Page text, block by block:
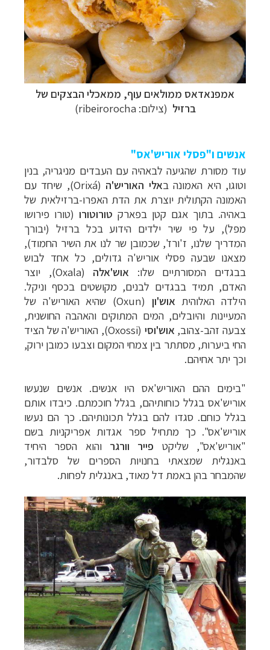
אמפנאדאס ממולאים עוף, ממאכלי הבצקים של
ברזיל (צילום: ribeirorocha)
אנשים ו"פסלי אוריש'אס"
עוד מסורת שהגיעה לבאהיה עם העבדים מניגריה, בנין
וטוגו, היא האמונה באלי האוריש'ה (
(Orixá, שיחד עם
האמונה הקתולית יוצרת את הדת האפרו-ברזילאית של
באהיה. בתוך אגם קטן בפארק טורוטורו (טורו פירושו
מפל), על פי שיר ילדים הידוע בכל ברזיל (יבורך
המדריך שלנו, ז'ורז', שכמובן שר לנו את השיר החמוד),
מצאנו שבעה פסלי אוריש'ה גדולים, כל אחד לבוש
בבגדים המסורתיים שלו: אוש'אלה (Oxala), יוצר
האדם, תמיד בבגדים לבנים, מקושטים בכסף וניקל.
הילדה האלוהית אוש'ון (Oxun) שהיא האוריש'ה של
המעיינות והיובלים, המים המתוקים והאהבה החושנית,
צבעה זהב-צהוב, אוש'וסי (
(Oxossi, האוריש'ה של הציד
החי ביערות, מסתתר בין צמחי המקום וצבעו כמובן ירוק,
וכך יתר אחיהם.
"בימים ההם האוריש'אס היו אנשים. אנשים שנעשו
אוריש'אס בגלל כוחותיהם, בגלל חוכמתם. כיבדו אותם
בגלל כוחם. סגדו להם בגלל תכונותיהם. כך הם נעשו
אוריש'אס". כך מתחיל ספר אגדות אפריקניות בשם
"אוריש'אס", שליקט פייר וורגר והוא הספר היחיד
באנגלית שמצאתי בחנויות הספרים של סלבדור,
שהמבחר בהן באמת דל מאוד, באנגלית לפחות.